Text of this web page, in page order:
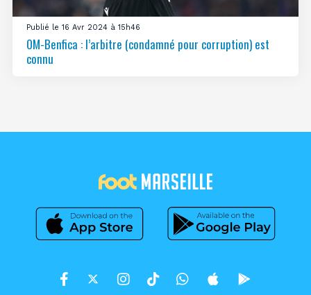
Publié le 16 Avr 2024 à 15h46
OM-Benfica : l’arbitre (condamné pour corruption) est
connu